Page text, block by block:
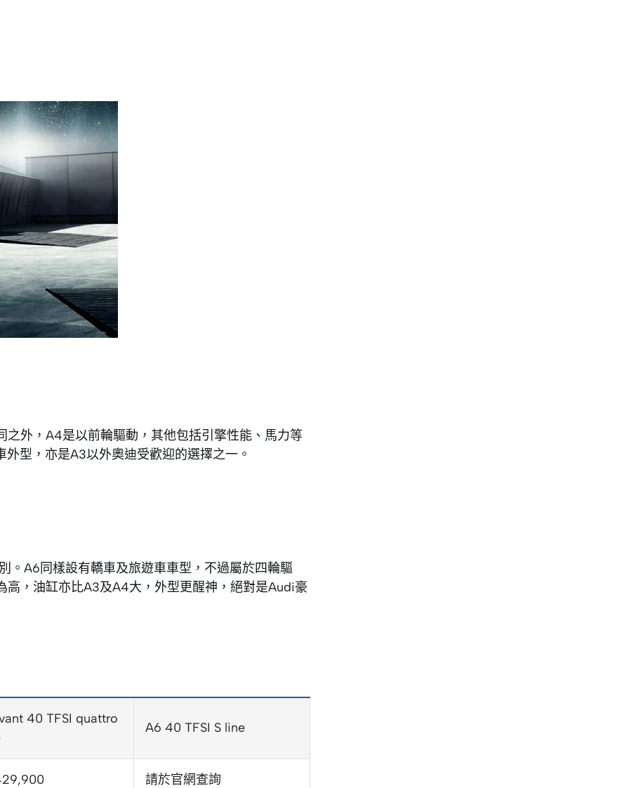
外，A4是以前輪驅動，其他包括引擎性能、馬力等
型，亦是A3以外奧迪受歡迎的選擇之一。
。A6同樣設有轎車及旅遊車車型，不過屬於四輪驅
，油缸亦比A3及A4大，外型更醒神，絕對是Audi豪
40 TFSI quattro
A6 40 TFSI S line
請於官網查詢